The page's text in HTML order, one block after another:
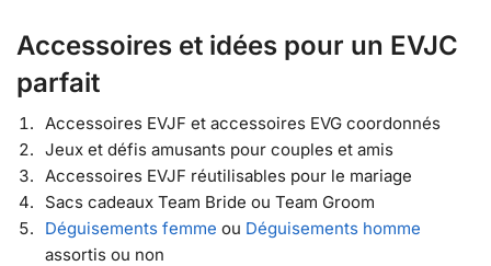
Accessoires et idées pour un EVJC
parfait
Accessoires EVJF et accessoires EVG coordonnés
Jeux et défis amusants pour couples et amis
Accessoires EVJF réutilisables pour le mariage
Sacs cadeaux Team Bride ou Team Groom
Déguisements femme ou Déguisements homme
assortis ou non